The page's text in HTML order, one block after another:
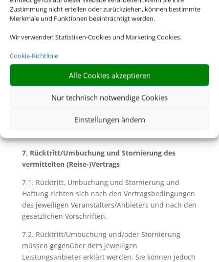
Zustimmung nicht erteilen oder zurückziehen, können bestimmte
Merkmale und Funktionen beeinträchtigt werden.
Wir verwenden Statistiken-Cookies und Marketing Cookies.
Cookie-Richtlinie
Alle Cookies akzeptieren
Nur technisch notwendige Cookies
Einstellungen ändern
6.2. Soweit mit Ihnen nicht ausdrücklich vereinbart,
sind Sie für die Einhaltung dieser Pass- und
gesundheitspolizeilichen Formalitäten und aller
gesetzlichen Vorschriften die Reisenden selbst
verantwortlich. Dazu gehört insbesondere die
rechtzeitige Beantragung von Visa für das
Bestimmungsland. Für eine etwaige Verletzung
solcher Vorschriften und deren Folgen haften wir
7. Rücktritt/Umbuchung und Stornierung des
vermittelten (Reise-)Vertrags
7.1. Rücktritt, Umbuchung und Stornierung und
Haftung richten sich nach den Vertragsbedingungen
des jeweiligen Veranstalters/Anbieters und nach den
gesetzlichen Vorschriften.
7.2. Rücktritt/Umbuchung und/oder Stornierung
müssen gegenüber dem jeweiligen
Leistungsanbieter erklärt werden. Sie können jedoch